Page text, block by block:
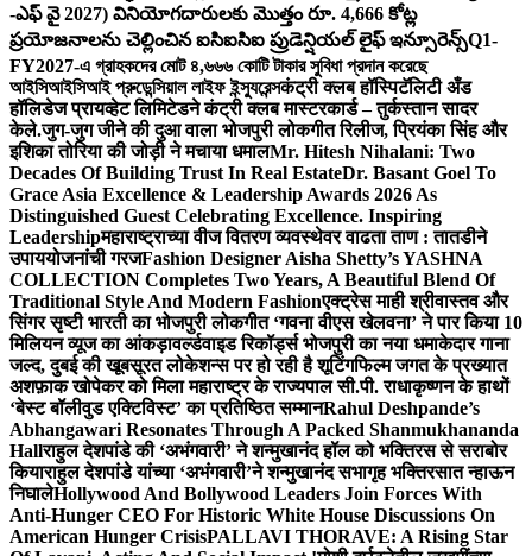
-ఎఫ్ వై 2027) వినియోగదారులకు మొత్తం రూ. 4,666 కోట్ల
ప్రయోజనాలను చెల్లించిన ఐసిఐసిఐ ప్రుడెన్షియల్ లైఫ్ ఇన్సూరెన్స్Q1-
FY2027-এ গ্রাহকদের মোট ৪,৬৬৬ কোটি টাকার সুবিধা প্রদান করেছে
আইসিআইসিআই প্রুডেন্সিয়াল লাইফ ইন্স্যুরেন্সकंट्री क्लब हॉस्पिटॅलिटी अँड
हॉलिडेज प्रायव्हेट लिमिटेडने कंट्री क्लब मास्टरकार्ड – तुर्कस्तान सादर
केले.जुग-जुग जीने की दुआ वाला भोजपुरी लोकगीत रिलीज, प्रियंका सिंह और
इशिका तोरिया की जोड़ी ने मचाया धमालMr. Hitesh Nihalani: Two
Decades Of Building Trust In Real EstateDr. Basant Goel To
Grace Asia Excellence & Leadership Awards 2026 As
Distinguished Guest Celebrating Excellence. Inspiring
Leadershipमहाराष्ट्राच्या वीज वितरण व्यवस्थेवर वाढता ताण : तातडीने
उपाययोजनांची गरजFashion Designer Aisha Shetty’s YASHNA
COLLECTION Completes Two Years, A Beautiful Blend Of
Traditional Style And Modern Fashionएक्ट्रेस माही श्रीवास्तव और
सिंगर सृष्टी भारती का भोजपुरी लोकगीत ‘गवना वीएस खेलवना’ ने पार किया 10
मिलियन व्यूज का आंकड़ावर्ल्डवाइड रिकॉर्ड्स भोजपुरी का नया धमाकेदार गाना
जल्द, दुबई की खूबसूरत लोकेशन्स पर हो रही है शूटिंगफिल्म जगत के प्रख्यात
अशफ़ाक खोपेकर को मिला महाराष्ट्र के राज्यपाल सी.पी. राधाकृष्णन के हाथों
‘बेस्ट बॉलीवुड एक्टिविस्ट’ का प्रतिष्ठित सम्मानRahul Deshpande’s
Abhangawari Resonates Through A Packed Shanmukhananda
Hallराहुल देशपांडे की ‘अभंगवारी’ ने शन्मुखानंद हॉल को भक्तिरस से सराबोर
कियाराहुल देशपांडे यांच्या ‘अभंगवारी’ने शन्मुखानंद सभागृह भक्तिरसात न्हाऊन
निघालेHollywood And Bollywood Leaders Join Forces With
Anti-Hunger CEO For Historic White House Discussions On
American Hunger CrisisPALLAVI THORAVE: A Rising Star